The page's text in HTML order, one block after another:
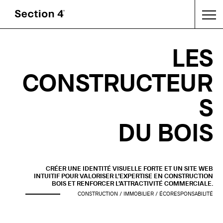
LES
CONSTRUCTEUR
S
DU BOIS
CRÉER UNE IDENTITÉ VISUELLE FORTE ET UN SITE WEB
INTUITIF POUR VALORISER L’EXPERTISE EN CONSTRUCTION
BOIS ET RENFORCER L’ATTRACTIVITÉ COMMERCIALE.
CONSTRUCTION / IMMOBILIER / ÉCORESPONSABILITÉ